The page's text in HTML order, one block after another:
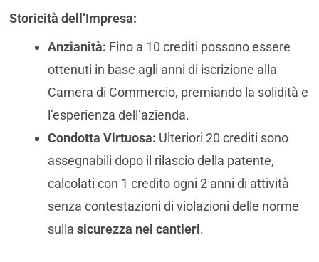
Storicità dell’Impresa:
Anzianità: Fino a 10 crediti possono essere
ottenuti in base agli anni di iscrizione alla
Camera di Commercio, premiando la solidità e
l’esperienza dell’azienda.
Condotta Virtuosa: Ulteriori 20 crediti sono
assegnabili dopo il rilascio della patente,
calcolati con 1 credito ogni 2 anni di attività
senza contestazioni di violazioni delle norme
sulla sicurezza nei cantieri.